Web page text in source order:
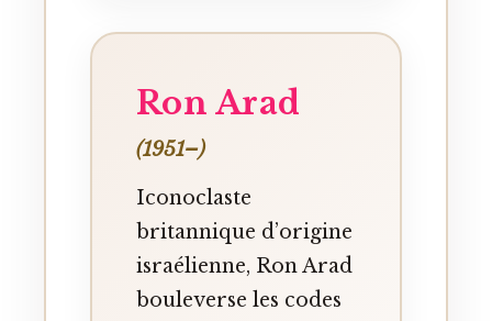
Ron Arad
(1951–)
Iconoclaste
britannique d’origine
israélienne, Ron Arad
bouleverse les codes